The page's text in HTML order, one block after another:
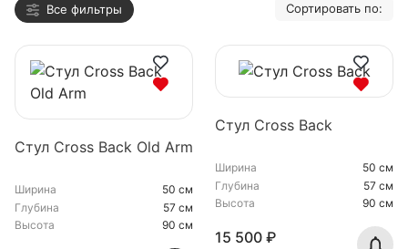
Все фильтры Сортировать по:
Стул Cross Back Old Arm
Ширина
50 см
Глубина
57 см
Высота
90 см
Стул Cross Back
Ширина
50 см
Глубина
57 см
Высота
90 см
15 500 ₽